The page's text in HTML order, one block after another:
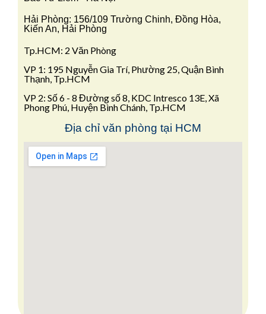
Hải Phòng: 156/109 Trường Chinh, Đồng Hòa,
Kiến An, Hải Phòng
Tp.HCM: 2 Văn Phòng
VP 1: 195 Nguyễn Gia Trí, Phường 25, Quận Bình
Thạnh, Tp.HCM
VP 2: Số 6 - 8 Đường số 8, KDC Intresco 13E, Xã
Phong Phú, Huyện Bình Chánh, Tp.HCM
Địa chỉ văn phòng tại HCM